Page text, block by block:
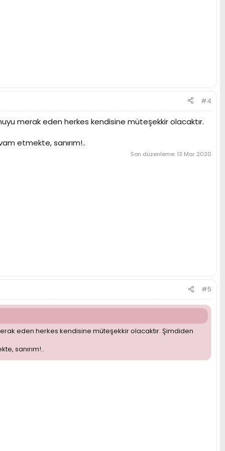
#4
merak eden herkes kendisine müteşekkir olacaktır.
etmekte, sanırım!..
Son düzenleme: 13 Mar 2020
#5
eden herkes kendisine müteşekkir olacaktır. Şimdiden
sanırım!..